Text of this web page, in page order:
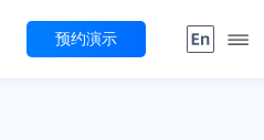
预约演示